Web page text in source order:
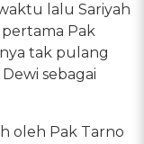
lalu Sariyah
Pak
tak pulang
sebagai
oleh Pak Tarno